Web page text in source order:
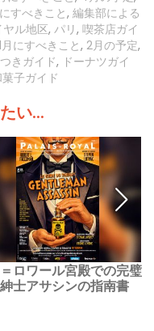
すべきこと, 編集部による
ル地区, パリ, 喫茶店ガイ
月にすべきこと, 2月の予定,
きガイド, ドーナツガイ
子ガイド
い...
ロワール宮殿での完璧
士アサシンの指南書